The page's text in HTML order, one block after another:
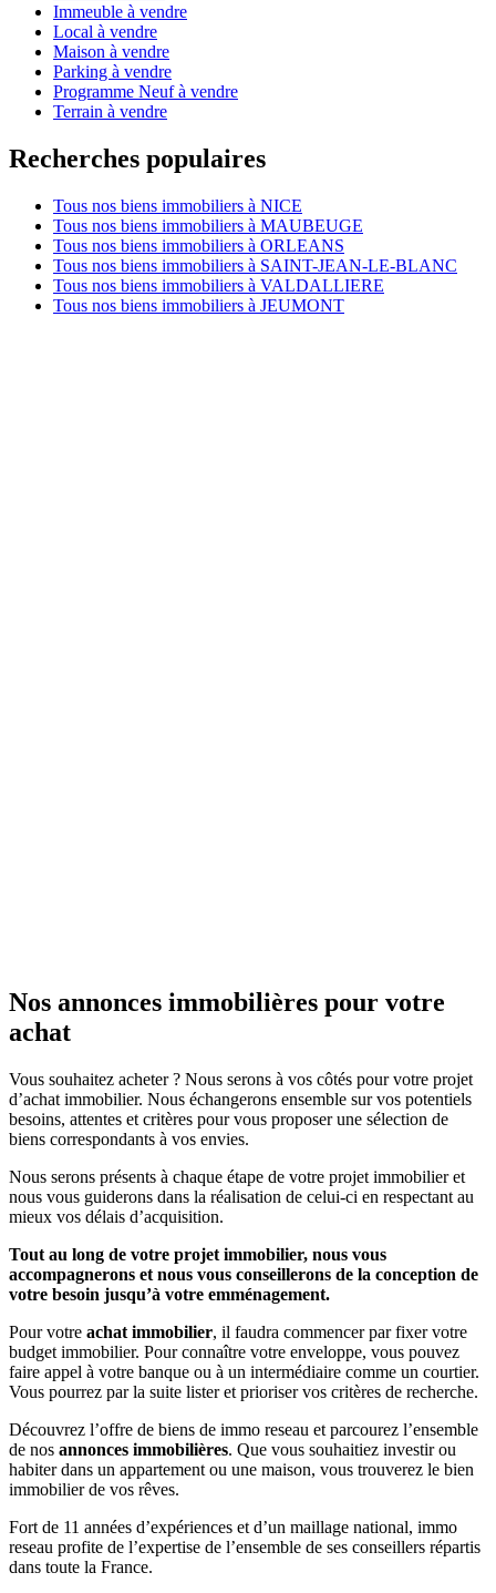
Immeuble à vendre
Local à vendre
Maison à vendre
Parking à vendre
Programme Neuf à vendre
Terrain à vendre
Recherches populaires
Tous nos biens immobiliers à NICE
Tous nos biens immobiliers à MAUBEUGE
Tous nos biens immobiliers à ORLEANS
Tous nos biens immobiliers à SAINT-JEAN-LE-BLANC
Tous nos biens immobiliers à VALDALLIERE
Tous nos biens immobiliers à JEUMONT
Nos annonces immobilières pour votre
achat
Vous souhaitez acheter ? Nous serons à vos côtés pour votre projet
d’achat immobilier. Nous échangerons ensemble sur vos potentiels
besoins, attentes et critères pour vous proposer une sélection de
biens correspondants à vos envies.
Nous serons présents à chaque étape de votre projet immobilier et
nous vous guiderons dans la réalisation de celui-ci en respectant au
mieux vos délais d’acquisition.
Tout au long de votre projet immobilier, nous vous
accompagnerons et nous vous conseillerons de la conception de
votre besoin jusqu’à votre emménagement.
Pour votre achat immobilier, il faudra commencer par fixer votre
budget immobilier. Pour connaître votre enveloppe, vous pouvez
faire appel à votre banque ou à un intermédiaire comme un courtier.
Vous pourrez par la suite lister et prioriser vos critères de recherche.
Découvrez l’offre de biens de immo reseau et parcourez l’ensemble
de nos annonces immobilières. Que vous souhaitiez investir ou
habiter dans un appartement ou une maison, vous trouverez le bien
immobilier de vos rêves.
Fort de 11 années d’expériences et d’un maillage national, immo
reseau profite de l’expertise de l’ensemble de ses conseillers répartis
dans toute la France.